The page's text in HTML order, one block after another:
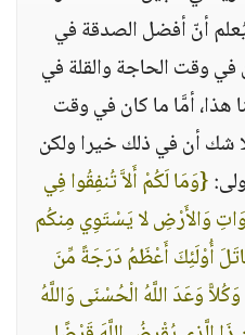
أنّ أفضل الصدقة في
في وقت الحاجة والقلة في
هذا، أمَّا ما كان في وقت
شك أن في ذلك خيرا ولكن
{وَمَا لَكُمْ أَلاَّ تُنفِقُوا فِي
وَالأَرْضِ لا يَسْتَوِي مِنكُم
أُوْلَئِكَ أَعْظَمُ دَرَجَةً مِّنَ
وَعَدَ اللَّهُ الْحُسْنَى وَاللَّهُ